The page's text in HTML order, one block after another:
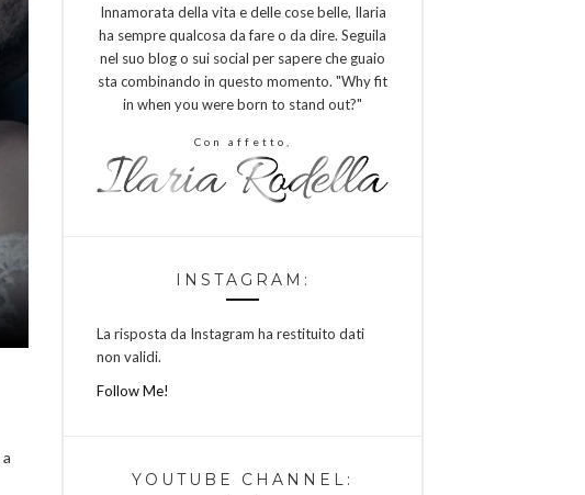
a
Innamorata della vita e delle cose belle, Ilaria
ha sempre qualcosa da fare o da dire. Seguila
nel suo blog o sui social per sapere che guaio
sta combinando in questo momento. "Why fit
in when you were born to stand out?"
Con affetto,
INSTAGRAM:
La risposta da Instagram ha restituito dati
non validi.
Follow Me!
YOUTUBE CHANNEL: